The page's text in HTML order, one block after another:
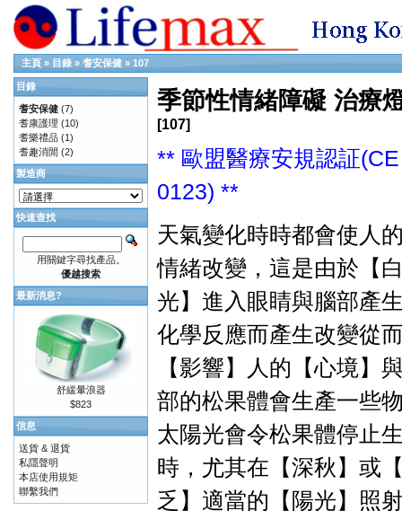
主頁 » 目錄 » 耆安保健 » 107
季節性情緒障礙 治療
[107]
** 歐盟醫療安規認証(CE
0123) **
天氣變化時時都會使人
情緒改變，這是由於【
光】進入眼睛與腦部產
化學反應而產生改變從
【影響】人的【心境】
部的松果體會生產一些
太陽光會令松果體停止
時，尤其在【深秋】或
乏】適當的【陽光】照
目錄
耆安保健 (7)
耆康護理 (10)
耆樂禮品 (1)
耆趣消閒 (2)
製造商
快速查找
用關鍵字尋找產品。
優越搜索
最新消息?
舒緩暈浪器
$823
信息
送貨 & 退貨
私隱聲明
本店使用規矩
聯繫我們